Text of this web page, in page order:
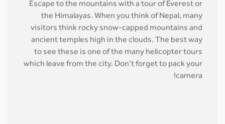
Escape to the mountains with a tour of Everest or
the Himalayas. When you think of Nepal, many
visitors think rocky snow-capped mountains and
ancient temples high in the clouds. The best way
to see these is one of the many helicopter tours
which leave from the city. Don’t forget to pack your
camera!